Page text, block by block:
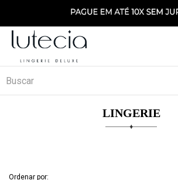
LINGERIE
Ordenar por: